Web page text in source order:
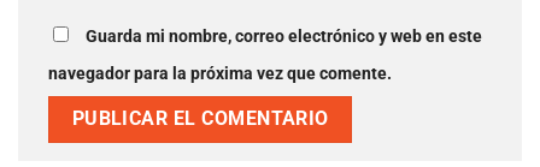
Guarda mi nombre, correo electrónico y web en este
navegador para la próxima vez que comente.